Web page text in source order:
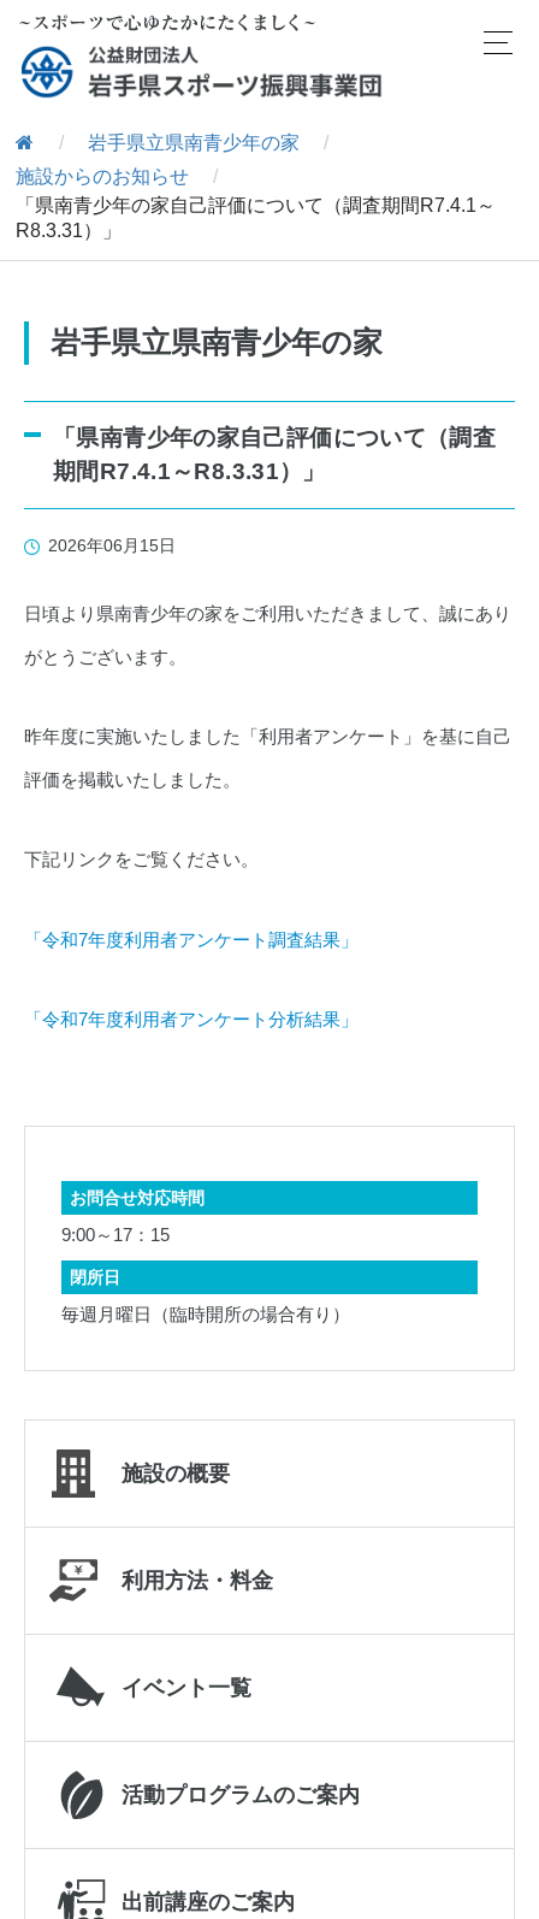
/ 岩手県立県南青少年の家
/
施設からのお知らせ
/
「県南青少年の家自己評価について（調査期間R7.4.1～
R8.3.31）」
岩手県立県南青少年の家
「県南青少年の家自己評価について（調査
期間R7.4.1～R8.3.31）」
2026年06月15日
日頃より県南青少年の家をご利用いただきまして、誠にあり
がとうございます。
昨年度に実施いたしました「利用者アンケート」を基に自己
評価を掲載いたしました。
下記リンクをご覧ください。
「令和7年度利用者アンケート調査結果」
「令和7年度利用者アンケート分析結果」
お問合せ対応時間
9:00～17：15
閉所日
毎週月曜日（臨時開所の場合有り）
施設の概要
利用方法・料金
イベント一覧
活動プログラムのご案内
出前講座のご案内